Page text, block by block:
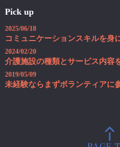
Pick up
2025/06/18
コミュニケーションスキルを身
2024/02/20
介護施設の種類とサービス内容
2019/05/09
未経験ならまずボランティアに